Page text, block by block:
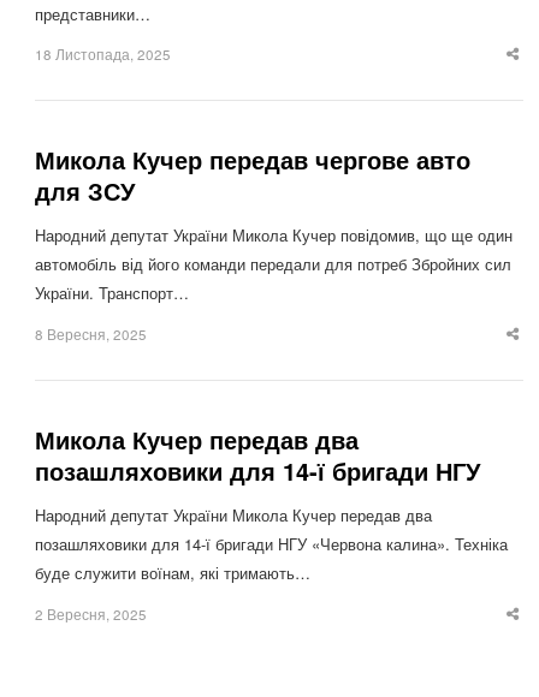
представники…
18 Листопада, 2025
Микола Кучер передав чергове авто
для ЗСУ
Народний депутат України Микола Кучер повідомив, що ще один
автомобіль від його команди передали для потреб Збройних сил
України. Транспорт…
8 Вересня, 2025
Микола Кучер передав два
позашляховики для 14-ї бригади НГУ
Народний депутат України Микола Кучер передав два
позашляховики для 14-ї бригади НГУ «Червона калина». Техніка
буде служити воїнам, які тримають…
2 Вересня, 2025